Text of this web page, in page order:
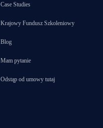
Case Studies
Krajowy Fundusz Szkoleniowy
Blog
Mam pytanie
Odstąp od umowy tutaj